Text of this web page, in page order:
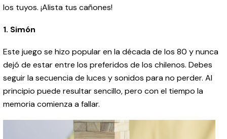
los tuyos. ¡Alista tus cañones!
1. Simón
Este juego se hizo popular en la década de los 80 y nunca
dejó de estar entre los preferidos de los chilenos. Debes
seguir la secuencia de luces y sonidos para no perder. Al
principio puede resultar sencillo, pero con el tiempo la
memoria comienza a fallar.